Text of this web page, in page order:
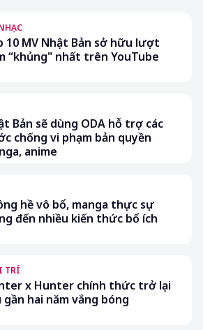
10 MV Nhật Bản sở hữu lượt
“khủng" nhất trên YouTube
Bản sẽ dùng ODA hỗ trợ các
chống vi phạm bản quyền
anime
hề vô bổ, manga thực sự
đến nhiều kiến thức bổ ích
TRÍ
x Hunter chính thức trở lại
gần hai năm vắng bóng